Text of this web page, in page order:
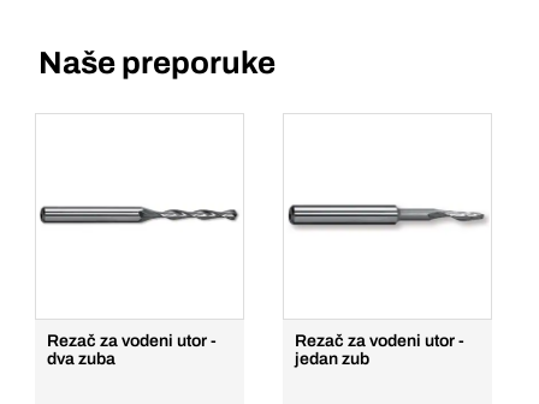
Naše preporuke
Rezač za vodeni utor -
dva zuba
Rezač za vodeni utor -
jedan zub